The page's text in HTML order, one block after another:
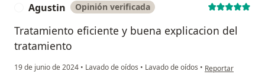
Agustin Opinión verificada
Tratamiento eficiente y buena explicacion del
tratamiento
19 de junio de 2024 • Lavado de oídos • Lavado de oídos • en opinión del
Reportar